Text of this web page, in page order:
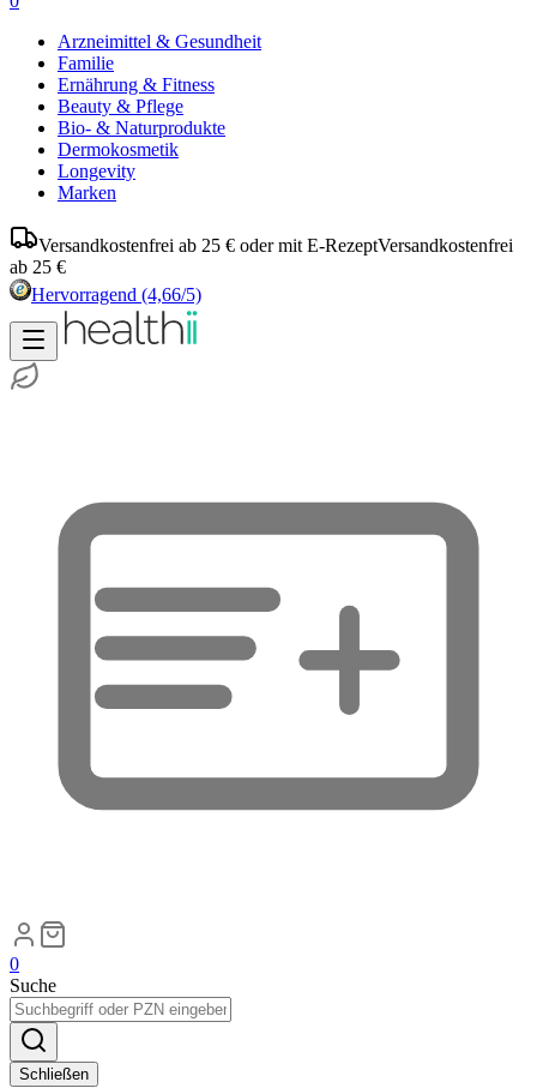
Arzneimittel & Gesundheit
Familie
Ernährung & Fitness
Beauty & Pflege
Bio- & Naturprodukte
Dermokosmetik
Longevity
Marken
Versandkostenfrei ab 25 € oder mit E-RezeptVersandkostenfrei
ab 25 €
Hervorragend (4,66/5)
0
Suche
Schließen